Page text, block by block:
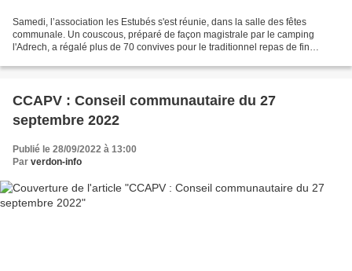
Samedi, l’association les Estubés s'est réunie, dans la salle des fêtes
communale. Un couscous, préparé de façon magistrale par le camping
l'Adrech, a régalé plus de 70 convives pour le traditionnel repas de fin
CCAPV : Conseil communautaire du 27
septembre 2022
Publié le 28/09/2022 à 13:00
Par verdon-info